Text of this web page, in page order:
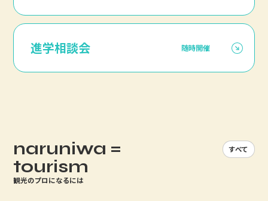
進学相談会 随時開催
naruniwa =
tourism
観光のプロになるには
すべて